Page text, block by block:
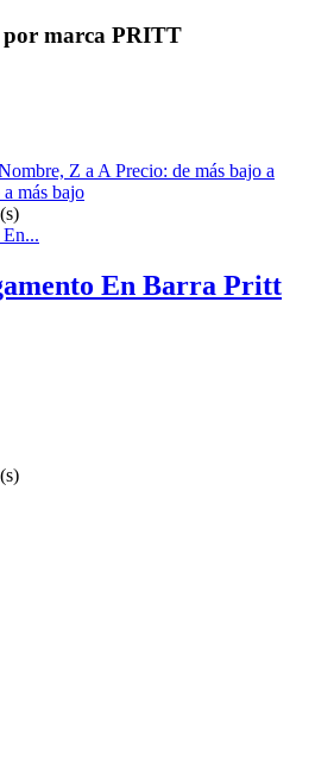
por marca PRITT
Z a APrecio: de más bajo a
más bajo
En Barra Pritt